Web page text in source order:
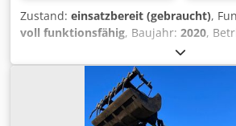
Zustand: einsatzbereit (gebraucht),
voll funktionsfähig, Baujahr: 2020,
308 kW (418,76 PS)
Mercedes, Getriebetyp:Sonstige,
, Erstzulassung:
,
, Farbe:Grün, Gesamtgewicht:
Vorderreifengröße:710/75 R42 ,